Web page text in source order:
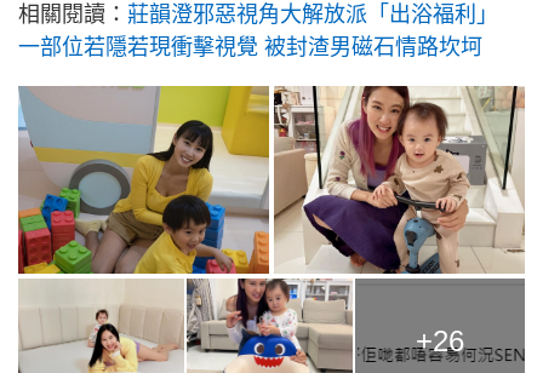
相關閱讀： 莊韻澄邪惡視角大解放派「出浴福利」
一部位若隱若現衝擊視覺 被封渣男磁石情路坎坷
+26